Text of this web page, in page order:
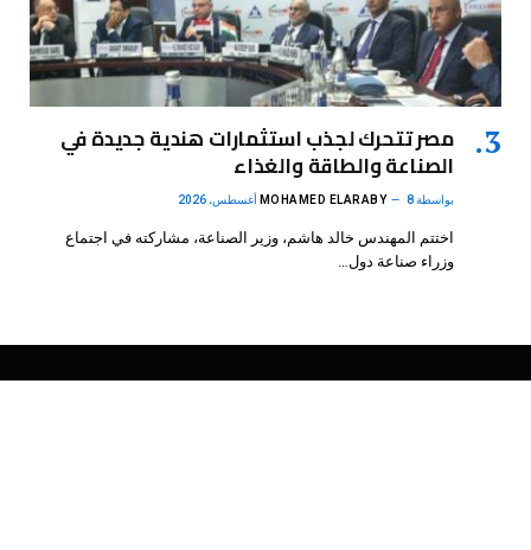
مصر تتحرك لجذب استثمارات هندية جديدة في
الصناعة والطاقة والغذاء
بواسطة MOHAMED ELARABY 8 أغسطس، 2026
اختتم المهندس خالد هاشم، وزير الصناعة، مشاركته في اجتماع
وزراء صناعة دول…